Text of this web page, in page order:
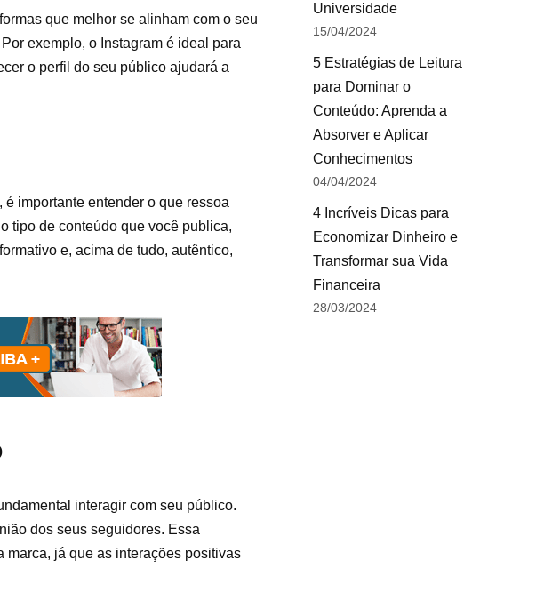
que melhor se alinham com o seu
exemplo, o Instagram é ideal para
o perfil do seu público ajudará a
importante entender o que ressoa
tipo de conteúdo que você publica,
e, acima de tudo, autêntico,
interagir com seu público.
dos seus seguidores. Essa
marca, já que as interações positivas
Universidade
15/04/2024
5 Estratégias de Leitura
para Dominar o
Conteúdo: Aprenda a
Absorver e Aplicar
Conhecimentos
04/04/2024
4 Incríveis Dicas para
Economizar Dinheiro e
Transformar sua Vida
Financeira
28/03/2024